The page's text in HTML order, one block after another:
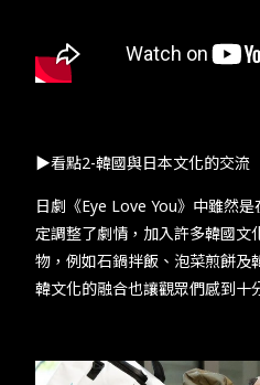
​​▶看點​2-​韓國與日本文化的交流​
日劇《​Eye Love You​》中雖然
定調整了劇情，加入許多韓國文
物，例如石鍋拌飯、泡菜煎餅及
韓文化的融合也讓觀眾們感到十